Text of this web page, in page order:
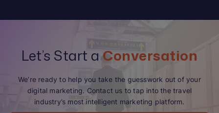
Let’s Start a Conversation
We’re ready to help you take the guesswork out of your
digital marketing. Contact us to tap into the travel
industry’s most intelligent marketing platform.